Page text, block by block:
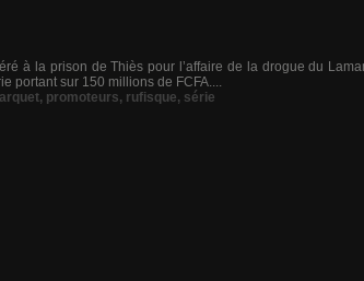
à la prison de Thiès pour l’affaire de la drogue du
portant sur 150 millions de FCFA....
, promoteurs, rufisque, série